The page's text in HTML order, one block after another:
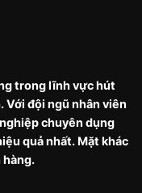
trong lĩnh vực hút
Với đội ngũ nhân viên
chuyên dụng
quả nhất. Mặt khác
hàng.